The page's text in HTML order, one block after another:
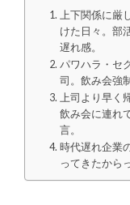
上下関係に厳
けた日々。部
遅れ感。
パワハラ・セ
司。飲み会強
上司より早く
飲み会に連れ
言。
時代遅れ企業
ってきたから